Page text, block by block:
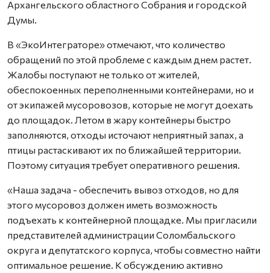
Архангельского областного Собрания и городской
Думы.
В «ЭкоИнтеграторе» отмечают, что количество
обращений по этой проблеме с каждым днем растет.
Жалобы поступают не только от жителей,
обеспокоенных переполненными контейнерами, но и
от экипажей мусоровозов, которые не могут доехать
до площадок. Летом в жару контейнеры быстро
заполняются, отходы источают неприятный запах, а
птицы растаскивают их по ближайшей территории.
Поэтому ситуация требует оперативного решения.
«Наша задача - обеспечить вывоз отходов, но для
этого мусоровоз должен иметь возможность
подъехать к контейнерной площадке. Мы пригласили
представителей администрации Соломбальского
округа и депутатского корпуса, чтобы совместно найти
оптимальное решение. К обсуждению активно